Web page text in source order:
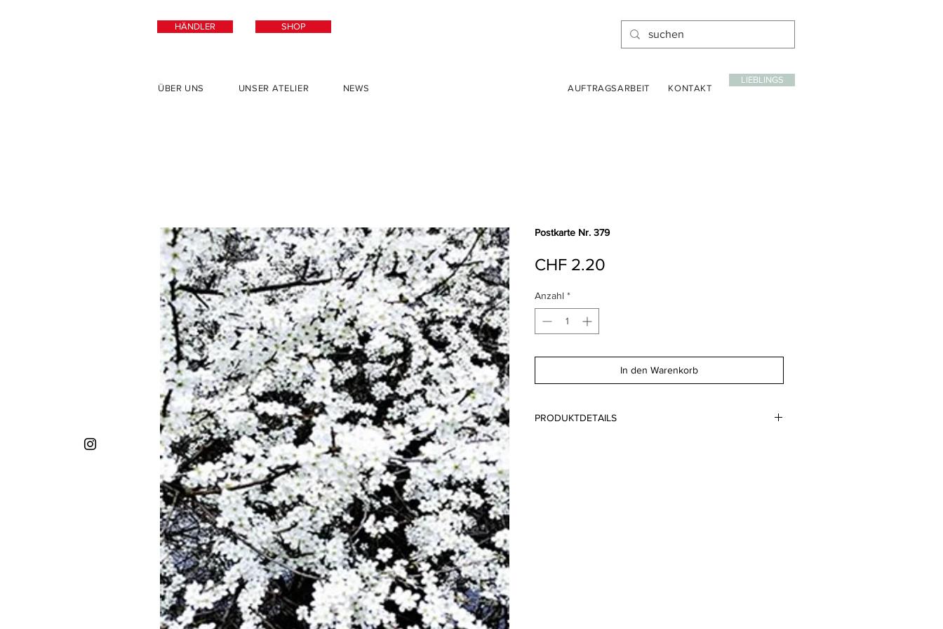
HÄNDLER SHOP
ÜBER UNS UNSER ATELIER NEWS AUFTRAGSARBEIT KONTAKT
LIEBLINGS
Postkarte Nr. 379
CHF 2.20
Anzahl *
In den Warenkorb
PRODUKTDETAILS